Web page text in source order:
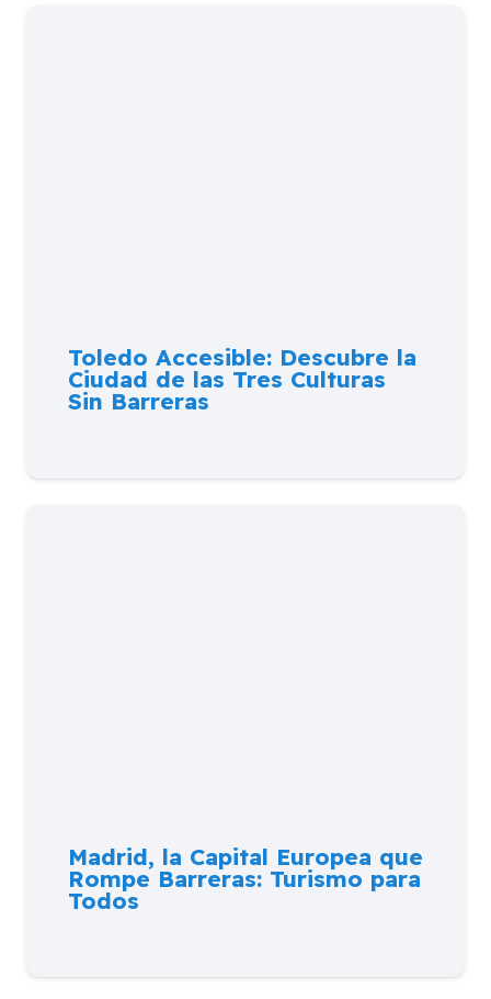
Toledo Accesible: Descubre la
Ciudad de las Tres Culturas
Sin Barreras
Madrid, la Capital Europea que
Rompe Barreras: Turismo para
Todos